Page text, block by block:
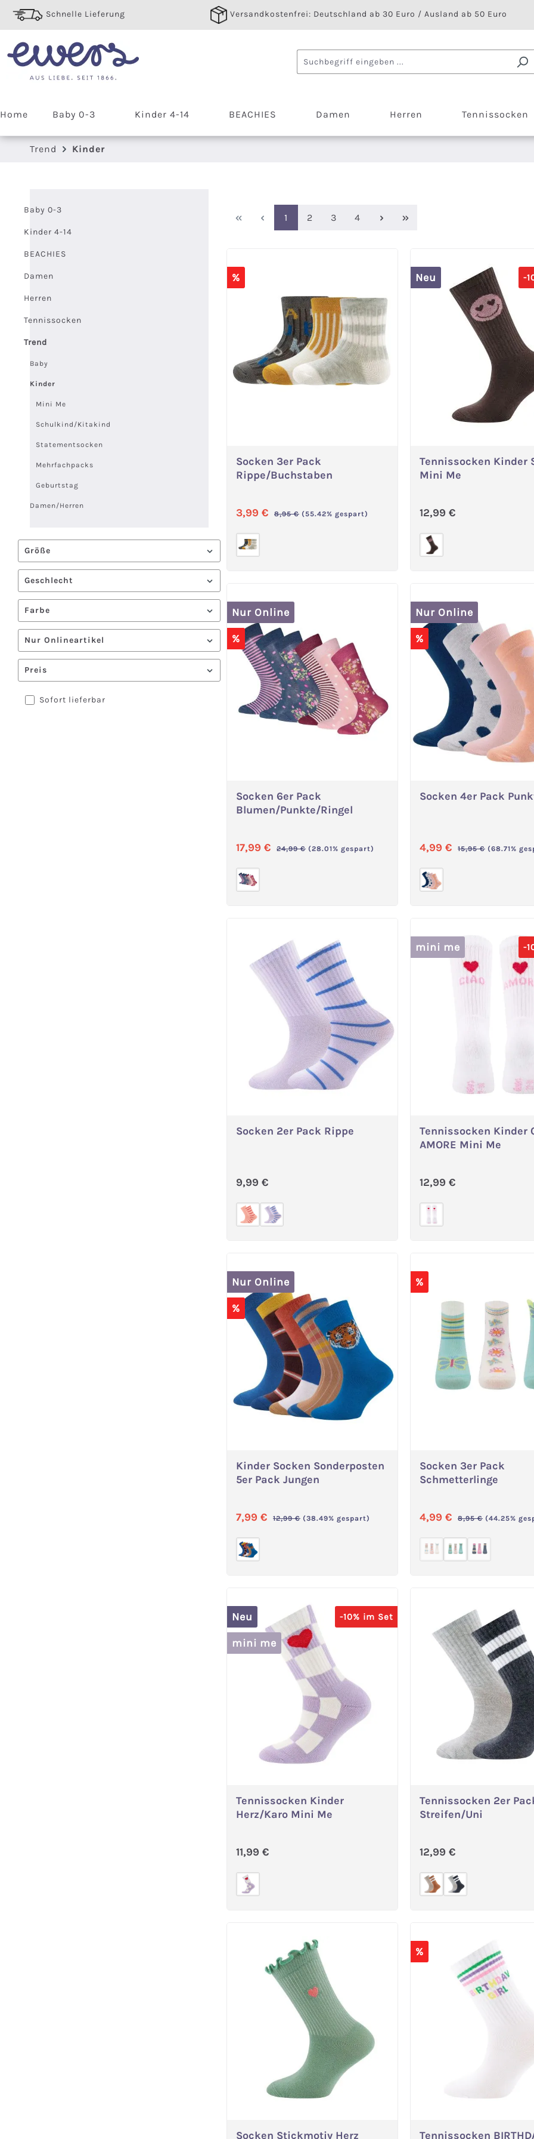
Hauptinhalt springen
Zur Suche springen
Zur Hauptnavigation springen
Schnelle Lieferung Versandkostenfrei: Deutschland ab 30 Euro / Ausland ab 50 Euro
Home Baby 0-3 Kinder 4-14 BEACHIES Damen Herren Tennissocken
Trend Kinder
Baby 0-3
Kinder 4-14
BEACHIES
Damen
Herren
Tennissocken
Trend
Baby
Kinder
Mini Me
Schulkind/Kitakind
Statementsocken
Mehrfachpacks
Geburtstag
Damen/Herren
Größe
Geschlecht
Farbe
Nur Onlineartikel
Preis
Sofort lieferbar
Seite
1 Seite
2 Seite
3 Seite
4
%
Variante wählen
Socken 3er Pack
Rippe/Buchstaben
Verkaufspreis:
3,99 € Regulärer Preis:
8,95 € (55.42% gespart)
-
Neu
Variante wählen
Tennissocken Kinder
Mini Me
Regulärer Preis:
12,99 €
Nur Online
%
Variante wählen
Socken 6er Pack
Blumen/Punkte/Ringel
Verkaufspreis:
17,99 € Regulärer Preis:
24,99 € (28.01% gespart)
Nur Online
%
Variante wählen
Socken 4er Pack
Verkaufspreis:
4,99 € Regulärer Preis:
15,95 € (68.71%
Variante wählen
Socken 2er Pack Rippe
Regulärer Preis:
9,99 €
-
mini me
Variante wählen
Tennissocken Kinder
AMORE Mini Me
Regulärer Preis:
12,99 €
Nur Online
%
Variante wählen
Kinder Socken Sonderposten
5er Pack Jungen
Verkaufspreis:
7,99 € Regulärer Preis:
12,99 € (38.49% gespart)
%
Variante wählen
Socken 3er Pack
Schmetterlinge
(Diese
Verkaufspreis:
4,99 € Regulärer Preis:
8,95 € (44.25%
-10% im Set
Neu
mini me
Variante wählen
Tennissocken Kinder
Herz/Karo Mini Me
Regulärer Preis:
11,99 €
Variante wählen
Tennissocken 2er
Streifen/Uni
Regulärer Preis:
12,99 €
Socken Stickmotiv Herz
%
Tennissocken